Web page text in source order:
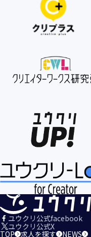
話の種類、IPアドレ
【個人情報の利用目的
当社は、個人情報を
第１項及び
＜個人情報の利用目的
１．当社のサービスを
２．当社のサービス
備のため
３．当社のサービスの
４．当社のサービス
５．当社、その他当社
積、改善、研究開発の
６．当社がおすすめ
信・送付するため
７．当社とお客様の間
８．当社のサービスに
「規約等」といいます
ユウクリ公式facebook
ユウクリ公式X
TOP 求人を探す NEWS